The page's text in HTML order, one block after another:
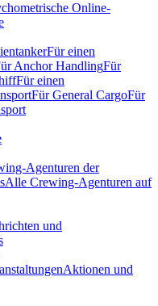
Online-
Für einen
Anchor HandlingFür
Für einen
Für General CargoFür
Agenturen der
Alle Crewing-Agenturen auf
und
Aktionen und